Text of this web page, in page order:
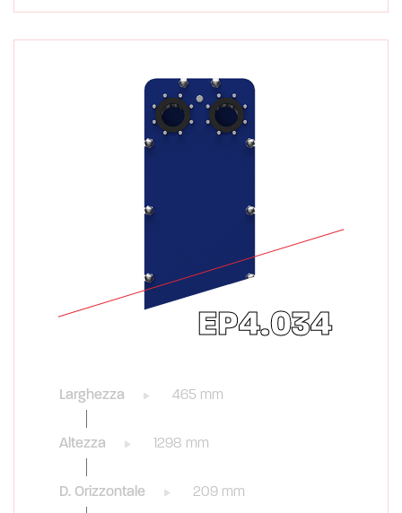
EP4.034
Larghezza 465 mm
Altezza 1298 mm
D. Orizzontale 209 mm